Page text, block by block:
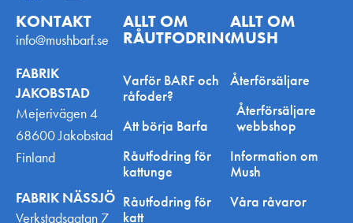
KONTAKT
info@mushbarf.se
FABRIK
JAKOBSTAD
Mejerivägen 4
68600 Jakobstad
Finland
FABRIK NÄSSJÖ
Verkstadsgatan 7
ALLT OM
RÅUTFODRING
Varför BARF och
råfoder?
Att börja Barfa
Råutfodring för
kattunge
Råutfodring för
katt
ALLT OM
MUSH
Återförsäljare
Återförsäljare
webbshop
Information om
Mush
Våra råvaror